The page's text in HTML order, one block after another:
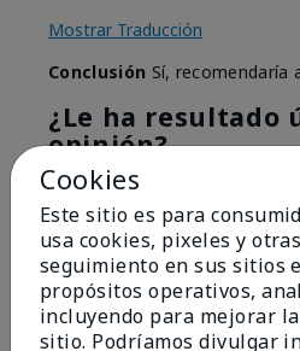
Mostrar Traducción
Conclusión Sí, recomendaría
¿Le ha resultado
opinión?
4
Marcar esta opinión
Cookies
Este sitio es para
usa cookies, pixeles y
seguimiento en sus sitios
propósitos operativos,
incluyendo para mejorar
sitio. Podríamos divulgar